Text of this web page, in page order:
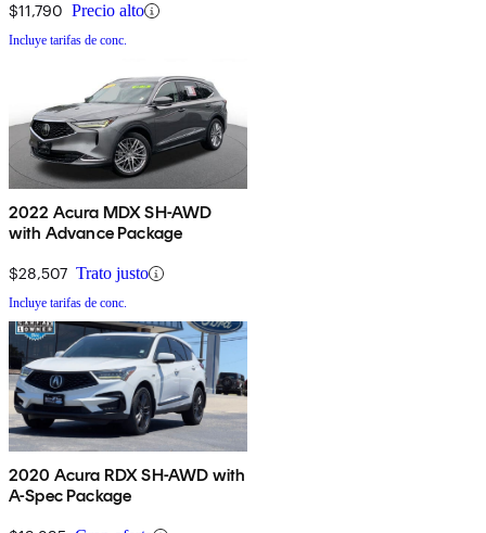
$11,790 Precio alto
Incluye tarifas de conc.
2022 Acura MDX SH-AWD
with Advance Package
$28,507 Trato justo
Incluye tarifas de conc.
2020 Acura RDX SH-AWD with
A-Spec Package